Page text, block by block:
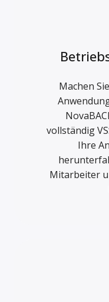
Machen
vollständig
Ihre
Mitarbeiter